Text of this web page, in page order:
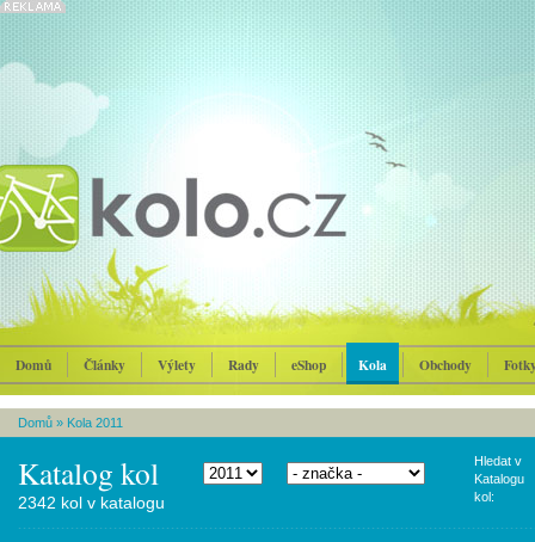
Domů Články Výlety Rady eShop Kola Obchody
Domů » Kola 2011
Katalog kol
Hledat v
Katalogu
kol:
2342 kol v katalogu